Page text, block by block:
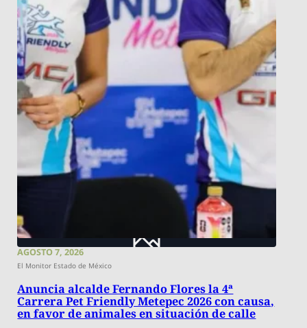
AGOSTO 7, 2026
El Monitor Estado de México
Anuncia alcalde Fernando Flores la 4ª
Carrera Pet Friendly Metepec 2026 con causa,
en favor de animales en situación de calle